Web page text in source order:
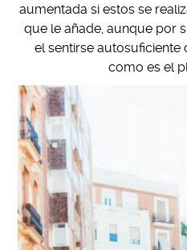
aumentada si estos se
que le añade, aunque por
el sentirse
como es el